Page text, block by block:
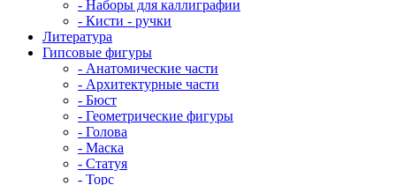
- Наборы для каллиграфии
- Кисти - ручки
Литература
Гипсовые фигуры
- Анатомические части
- Архитектурные части
- Бюст
- Геометрические фигуры
- Голова
- Маска
- Статуя
- Торс